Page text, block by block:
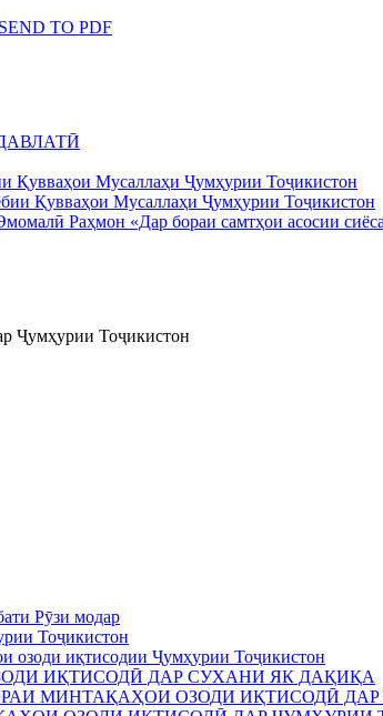
TO PDF
Қувваҳои Мусаллаҳи Ҷумҳурии Тоҷикистон
Раҳмон «Дар бораи самтҳои асосии
Ҷумҳурии Тоҷикистон
Тоҷикистон
ИҚТИСОДӢ ДАР СУХАНИ ЯК ДАҚИҚА